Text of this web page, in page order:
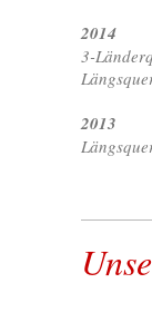
2014
3-
2013